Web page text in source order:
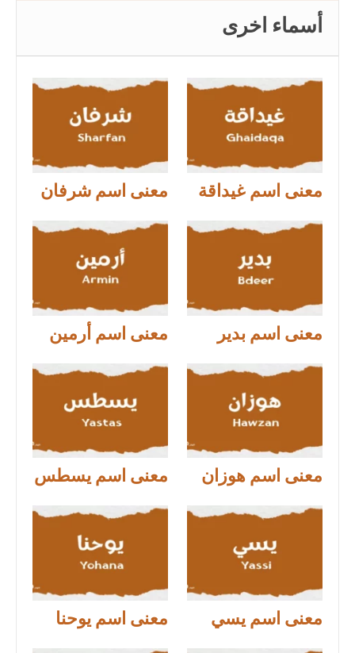
أسماء اخرى
معنى اسم غيداقة معنى اسم شرفان
معنى اسم بدير معنى اسم أرمين
معنى اسم هوزان معنى اسم يسطس
معنى اسم يسي معنى اسم يوحنا